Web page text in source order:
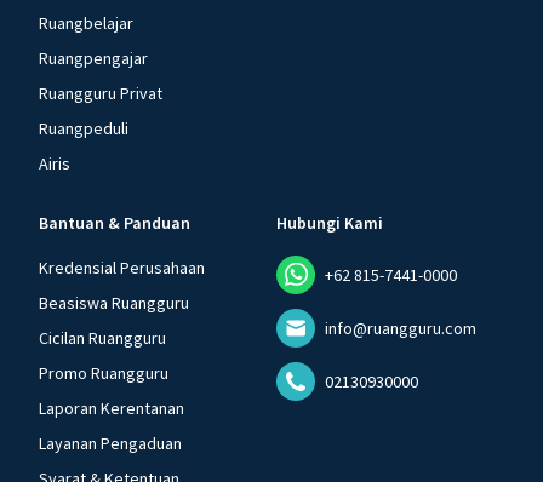
Ruangbelajar
Ruangpengajar
Ruangguru Privat
Ruangpeduli
Airis
Bantuan & Panduan
Kredensial Perusahaan
Beasiswa Ruangguru
Cicilan Ruangguru
Promo Ruangguru
Laporan Kerentanan
Layanan Pengaduan
Hubungi Kami
+62 815-7441-0000
info@ruangguru.com
02130930000